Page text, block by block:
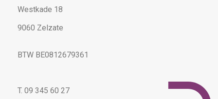
Westkade 18
9060 Zelzate
BTW BE0812679361
T. 09 345 60 27